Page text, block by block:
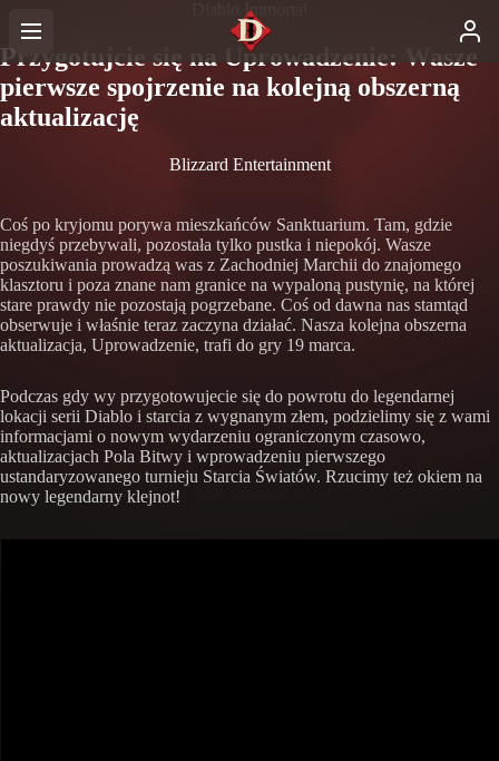
Diablo Immortal
Przygotujcie się na Uprowadzenie: Wasze
pierwsze spojrzenie na kolejną obszerną
aktualizację
Blizzard Entertainment
Coś po kryjomu porywa mieszkańców Sanktuarium. Tam, gdzie
niegdyś przebywali, pozostała tylko pustka i niepokój. Wasze
poszukiwania prowadzą was z Zachodniej Marchii do znajomego
klasztoru i poza znane nam granice na wypaloną pustynię, na której
stare prawdy nie pozostają pogrzebane. Coś od dawna nas stamtąd
obserwuje i właśnie teraz zaczyna działać. Nasza kolejna obszerna
aktualizacja, Uprowadzenie, trafi do gry 19 marca.
Podczas gdy wy przygotowujecie się do powrotu do legendarnej
lokacji serii Diablo i starcia z wygnanym złem, podzielimy się z wami
informacjami o nowym wydarzeniu ograniczonym czasowo,
aktualizacjach Pola Bitwy i wprowadzeniu pierwszego
ustandaryzowanego turnieju Starcia Światów. Rzucimy też okiem na
nowy legendarny klejnot!